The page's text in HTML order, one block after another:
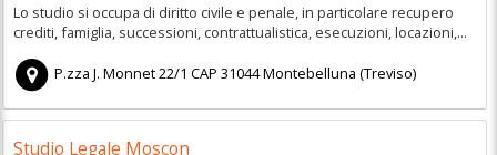
Lo studio si occupa di diritto civile e penale, in particolare recupero
crediti, famiglia, successioni, contrattualistica, esecuzioni, locazioni,...
P.zza J. Monnet 22/1 CAP31044Montebelluna (Treviso)
Studio Legale Moscon